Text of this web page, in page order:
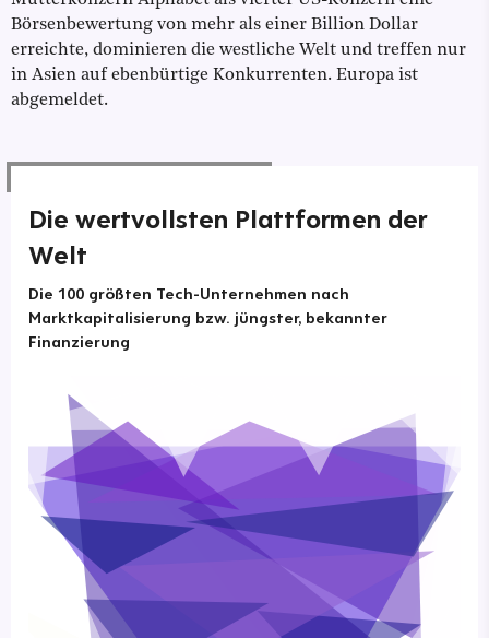
Börsenbewertung von mehr als einer Billion Dollar
erreichte, dominieren die westliche Welt und treffen nur
in Asien auf ebenbürtige Konkurrenten. Europa ist
abgemeldet.
Die wertvollsten Plattformen der
Welt
Die 100 größten Tech-Unternehmen nach
Marktkapitalisierung bzw. jüngster, bekannter
Finanzierung